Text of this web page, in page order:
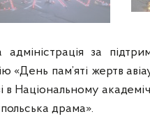
за
«День пам’яті жертв
в Національному
драма».